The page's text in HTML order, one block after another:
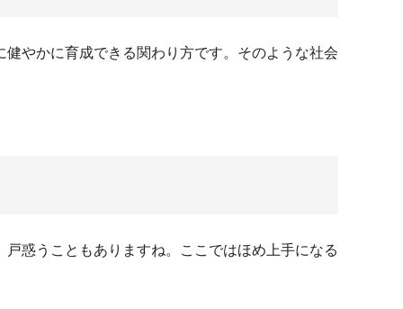
やかに育成できる関わり方です。そのような社会
惑うこともありますね。ここではほめ上手になる